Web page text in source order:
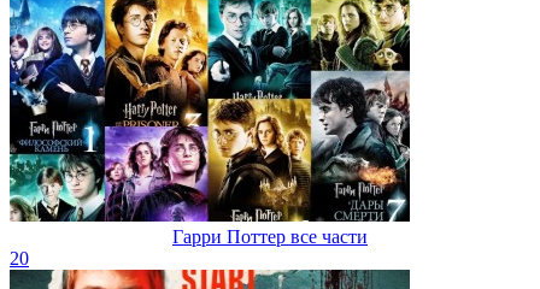
Гарри Поттер все части
20